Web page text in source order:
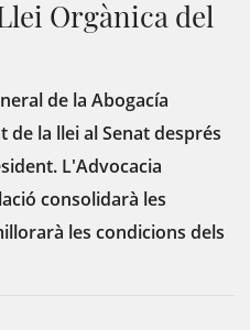
Orgànica del
de la Abogacía
de la llei al Senat després
L'Advocacia
consolidarà les
les condicions dels